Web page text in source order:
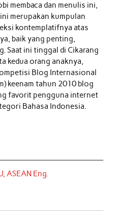
membaca dan menulis ini,
merupakan kumpulan
kontemplatifnya atas
baik yang penting,
Saat ini tinggal di Cikarang
kedua orang anaknya,
Blog Internasional
keenam tahun 2010 blog
favorit pengguna internet
Bahasa Indonesia.
ASEAN Eng.